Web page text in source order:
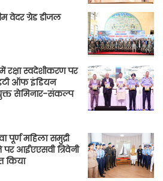
वेदर ग्रेड डीजल
में रक्षा स्वदेशीकरण पर
ऑफ इंडियन
सेमिनार-संकल्प
पूर्ण महिला समुद्री
आईएएसवी त्रिवेनी
किया